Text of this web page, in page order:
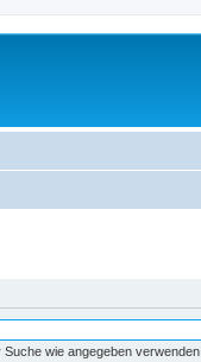
wie angegeben verwenden